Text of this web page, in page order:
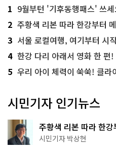
1 9월부턴 '기후동행패스' 쓰
2 주황색 리본 따라 한강부터 메타세
3 서울 로컬여행, 여기부터 시
4 한강 다리 아래서 영화 한
5 우리 아이 체력이 쑥쑥! 클라
시민기자 인기뉴스
주황색 리본 따라 한
서울둘레길 15코스
시민기자 박상현